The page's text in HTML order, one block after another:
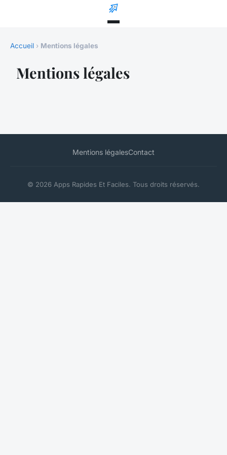
Accueil › Mentions légales
Mentions légales
Mentions légalesContact
© 2026 Apps Rapides Et Faciles. Tous droits réservés.